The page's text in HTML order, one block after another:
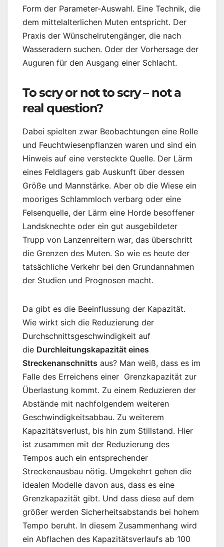
Form der Parameter-Auswahl. Eine Technik, die
dem mittelalterlichen Muten entspricht. Der
Praxis der Wünschelrutengänger, die nach
Wasseradern suchen. Oder der Vorhersage der
Auguren für den Ausgang einer Schlacht.
To scry or not to scry – not a
real question?
Dabei spielten zwar Beobachtungen eine Rolle
und Feuchtwiesenpflanzen waren und sind ein
Hinweis auf eine versteckte Quelle. Der Lärm
eines Feldlagers gab Auskunft über dessen
Größe und Mannstärke. Aber ob die Wiese ein
mooriges Schlammloch verbarg oder eine
Felsenquelle, der Lärm eine Horde besoffener
Landsknechte oder ein gut ausgebildeter
Trupp von Lanzenreitern war, das überschritt
die Grenzen des Muten. So wie es heute der
tatsächliche Verkehr bei den Grundannahmen
der Studien und Prognosen macht.
Da gibt es die Beeinflussung der Kapazität.
Wie wirkt sich die Reduzierung der
Durchschnittsgeschwindigkeit auf
die Durchleitungskapazität eines
Streckenanschnitts aus? Man weiß, dass es im
Falle des Erreichens einer Grenzkapazität zur
Überlastung kommt. Zu einem Reduzieren der
Abstände mit nachfolgendem weiteren
Geschwindigkeitsabbau. Zu weiterem
Kapazitätsverlust, bis hin zum Stillstand. Hier
ist zusammen mit der Reduzierung des
Tempos auch ein entsprechender
Streckenausbau nötig. Umgekehrt gehen die
idealen Modelle davon aus, dass es eine
Grenzkapazität gibt. Und dass diese auf dem
größer werden Sicherheitsabstands bei hohem
Tempo beruht. In diesem Zusammenhang wird
ein Abflachen des Kapazitätsverlaufs ab 100